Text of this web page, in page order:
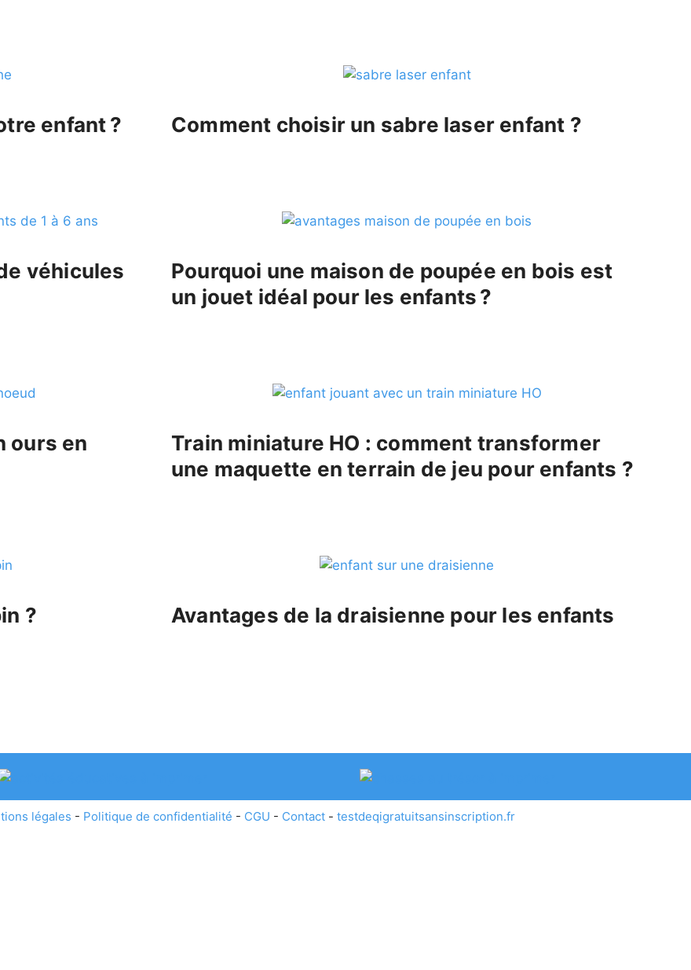
enfant ? Comment choisir un sabre laser enfant ?
véhicules
Pourquoi une maison de poupée en bois est
un jouet idéal pour les enfants ?
ours en
Train miniature HO : comment transformer
une maquette en terrain de jeu pour enfants ?
? Avantages de la draisienne pour les enfants
légales - Politique de confidentialité - CGU - Contact - testdeqigratuitsansinscription.fr